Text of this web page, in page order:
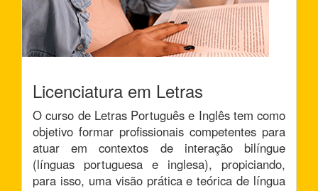
Licenciatura em Letras
O curso de Letras Português e Inglês tem como
objetivo formar profissionais competentes para
atuar em contextos de interação bilíngue
(línguas portuguesa e inglesa), propiciando,
para isso, uma visão prática e teórica de língua